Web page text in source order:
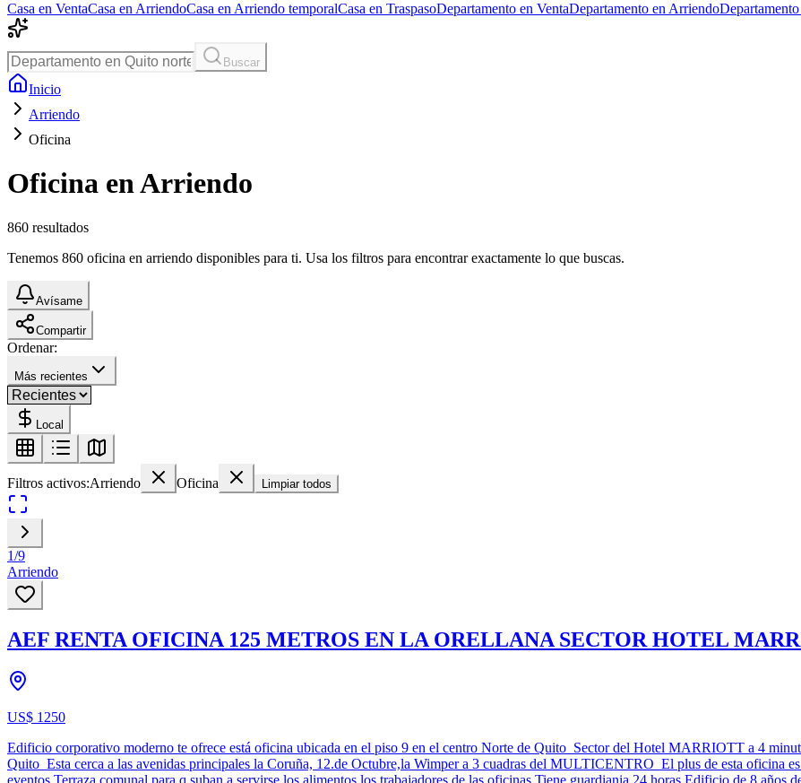
Casa en VentaCasa en ArriendoCasa en Arriendo temporalCasa en TraspasoDepartamento en VentaDepartamento en Arriendo
Buscar
Inicio
Arriendo
Oficina
Oficina en Arriendo
860 resultados
Tenemos 860 oficina en arriendo disponibles para ti. Usa los filtros para encontrar exactamente lo que buscas.
Avísame
Compartir
Ordenar:
Más recientes
Local
Filtros activos:Arriendo Oficina Limpiar todos
1/9
Arriendo
AEF RENTA OFICINA 125 METROS EN LA ORELLANA SECTOR HOTEL
US$ 1250
Edificio corporativo moderno te ofrece está oficina ubicada en el piso 9 en el centro Norte de Quito Sector del Hotel MARRIOTT a 4
Quito Esta cerca a las avenidas principales la Coruña, 12.de Octubre,la Wimper a 3 cuadras del MULTICENTRO El plus de esta oficina
eventos Terraza comunal para q suban a servirse los alimentos los trabajadores de las oficinas Tiene guardiania 24 horas Edificio de 8 años